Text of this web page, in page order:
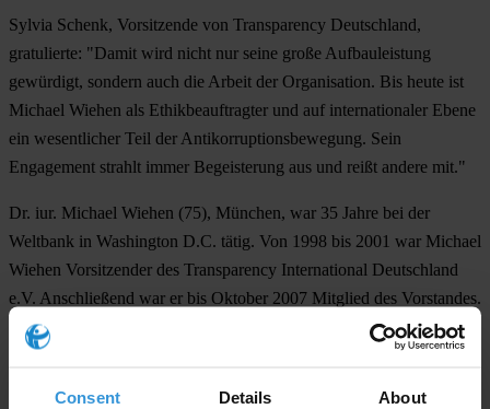
Consent Details About
Sylvia Schenk, Vorsitzende von Transparency Deutschland,
gratulierte: "Damit wird nicht nur seine große Aufbauleistung
gewürdigt, sondern auch die Arbeit der Organisation. Bis heute ist
Michael Wiehen als Ethikbeauftragter und auf internationaler Ebene
ein wesentlicher Teil der Antikorruptionsbewegung. Sein
Engagement strahlt immer Begeisterung aus und reißt andere mit."
Dr. iur. Michael Wiehen (75), München, war 35 Jahre bei der
Weltbank in Washington D.C. tätig. Von 1998 bis 2001 war Michael
Wiehen Vorsitzender des Transparency International Deutschland
e.V. Anschließend war er bis Oktober 2007 Mitglied des Vorstandes.
Seitdem ist er Ethikbeauftragter von Transparency Deutschland. Seit
2003 ist er Mitglied des Beirats des Transparency International e.V.